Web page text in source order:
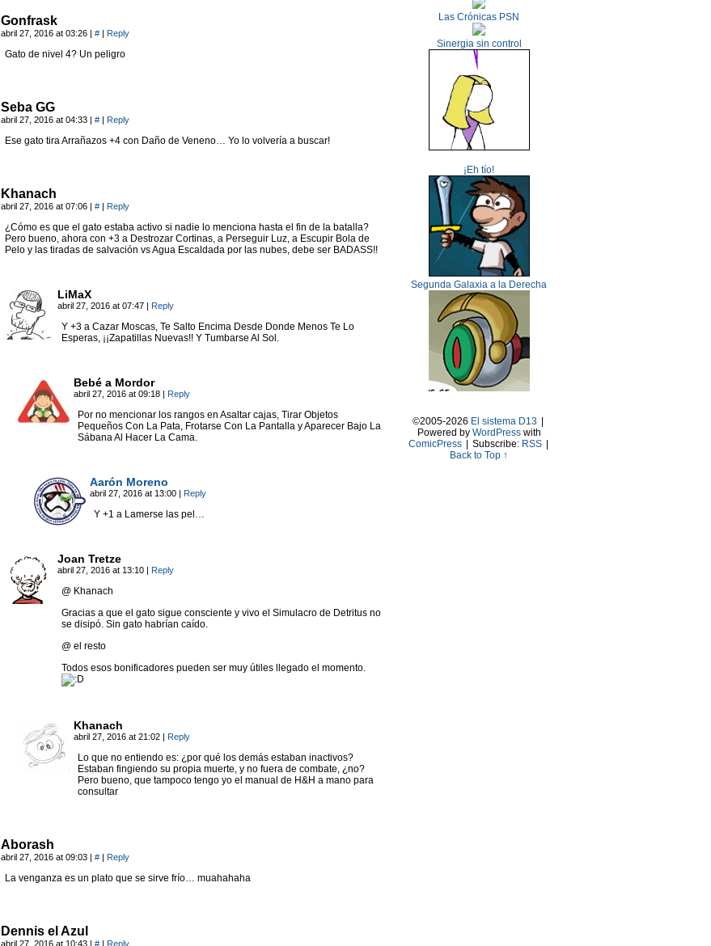
Gonfrask
abril 27, 2016 at 03:26 | # | Reply
Gato de nivel 4? Un peligro
Seba GG
abril 27, 2016 at 04:33 | # | Reply
Ese gato tira Arrañazos +4 con Daño de Veneno… Yo lo volvería a buscar!
Khanach
abril 27, 2016 at 07:06 | # | Reply
¿Cómo es que el gato estaba activo si nadie lo menciona hasta el fin de la batalla?
Pero bueno, ahora con +3 a Destrozar Cortinas, a Perseguir Luz, a Escupir Bola de
Pelo y las tiradas de salvación vs Agua Escaldada por las nubes, debe ser BADASS!!
LiMaX
abril 27, 2016 at 07:47 | Reply
Y +3 a Cazar Moscas, Te Salto Encima Desde Donde Menos Te Lo
Esperas, ¡¡Zapatillas Nuevas!! Y Tumbarse Al Sol.
Bebé a Mordor
abril 27, 2016 at 09:18 | Reply
Por no mencionar los rangos en Asaltar cajas, Tirar Objetos
Pequeños Con La Pata, Frotarse Con La Pantalla y Aparecer Bajo La
Sábana Al Hacer La Cama.
Aarón Moreno
abril 27, 2016 at 13:00 | Reply
Y +1 a Lamerse las pel…
Joan Tretze
abril 27, 2016 at 13:10 | Reply
@ Khanach
Gracias a que el gato sigue consciente y vivo el Simulacro de Detritus no
se disipó. Sin gato habrían caído.
@ el resto
Todos esos bonificadores pueden ser muy útiles llegado el momento.
Khanach
abril 27, 2016 at 21:02 | Reply
Lo que no entiendo es: ¿por qué los demás estaban inactivos?
Estaban fingiendo su propia muerte, y no fuera de combate, ¿no?
Pero bueno, que tampoco tengo yo el manual de H&H a mano para
consultar
Aborash
abril 27, 2016 at 09:03 | # | Reply
La venganza es un plato que se sirve frío… muahahaha
Dennis el Azul
abril 27, 2016 at 10:43 | # | Reply
Las Crónicas PSN
Sinergia sin control
¡Eh tío!
Segunda Galaxia a la Derecha
©2005-2026 El sistema D13
Powered by WordPresswith
ComicPress
Subscribe: RSS
Back to Top ↑